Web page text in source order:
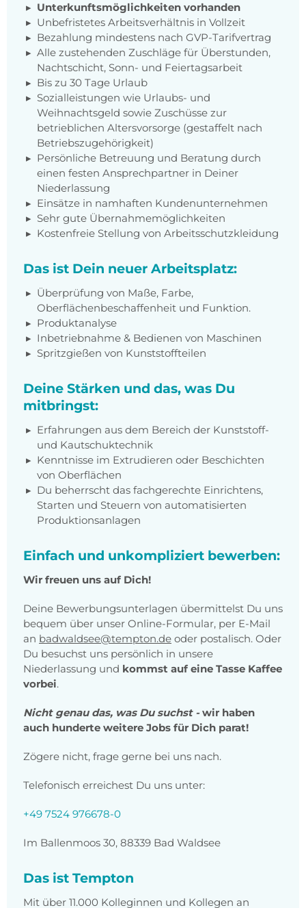
Unterkunftsmöglichkeiten vorhanden
Unbefristetes Arbeitsverhältnis in Vollzeit
Bezahlung mindestens nach GVP-Tarifvertrag
Alle zustehenden Zuschläge für Überstunden,
Nachtschicht, Sonn- und Feiertagsarbeit
Bis zu 30 Tage Urlaub
Sozialleistungen wie Urlaubs- und
Weihnachtsgeld sowie Zuschüsse zur
betrieblichen Altersvorsorge (gestaffelt nach
Betriebszugehörigkeit)
Persönliche Betreuung und Beratung durch
einen festen Ansprechpartner in Deiner
Niederlassung
Einsätze in namhaften Kundenunternehmen
Sehr gute Übernahmemöglichkeiten
Kostenfreie Stellung von Arbeitsschutzkleidung
Das ist Dein neuer Arbeitsplatz:
Überprüfung von Maße, Farbe,
Oberflächenbeschaffenheit und Funktion.
Produktanalyse
Inbetriebnahme & Bedienen von Maschinen
Spritzgießen von Kunststoffteilen
Deine Stärken und das, was Du
mitbringst:
Erfahrungen aus dem Bereich der Kunststoff-
und Kautschuktechnik
Kenntnisse im Extrudieren oder Beschichten
von Oberflächen
Du beherrscht das fachgerechte Einrichtens,
Starten und Steuern von automatisierten
Produktionsanlagen
Einfach und unkompliziert bewerben:
Wir freuen uns auf Dich!
Deine Bewerbungsunterlagen übermittelst Du uns
bequem über unser Online-Formular, per E-Mail
an badwaldsee@tempton.de oder postalisch. Oder
Du besuchst uns persönlich in unsere
Niederlassung und kommst auf eine Tasse Kaffee
vorbei.
Nicht genau das, was Du suchst -wir haben
auch hunderte weitere Jobs für Dich parat!
Zögere nicht, frage gerne bei uns nach.
Telefonisch erreichest Du uns unter:
+49 7524 976678-0
Im Ballenmoos 30, 88339 Bad Waldsee
Das ist Tempton
Mit über 11.000 Kolleginnen und Kollegen an